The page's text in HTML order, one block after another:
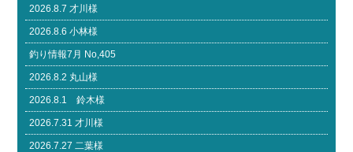
2026.8.7 才川様
2026.8.6 小林様
釣り情報7月 No,405
2026.8.2 丸山様
2026.8.1 鈴木様
2026.7.31 才川様
2026.7.27 二葉様